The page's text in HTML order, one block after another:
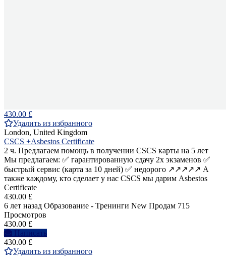
430.00 £
Удалить из избранного
London, United Kingdom
CSCS +Asbestos Certificate
2 ч. Предлагаем помощь в получении CSCS карты на 5 лет
Мы предлагаем: ✅ гарантированную сдачу 2х экзаменов ✅
быстрый сервис (карта за 10 дней) ✅ недорого ↗️↗️↗️↗️↗️ А
также каждому, кто сделает у нас CSCS мы дарим Asbestos
Certificate
430.00 £
6 лет назад Образование - Тренинги New Продам 715
Просмотров
430.00 £
Написать
430.00 £
Удалить из избранного